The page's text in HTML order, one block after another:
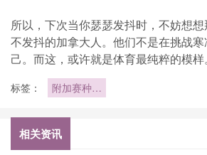
所以，下次当你瑟瑟发抖时，不妨想
不发抖的加拿大人。他们不是在挑战
己。而这，或许就是体育最纯粹的模样。
标签：
附加赛种子
优势的权
衡：美加墨
世界杯前瞻
相关资讯